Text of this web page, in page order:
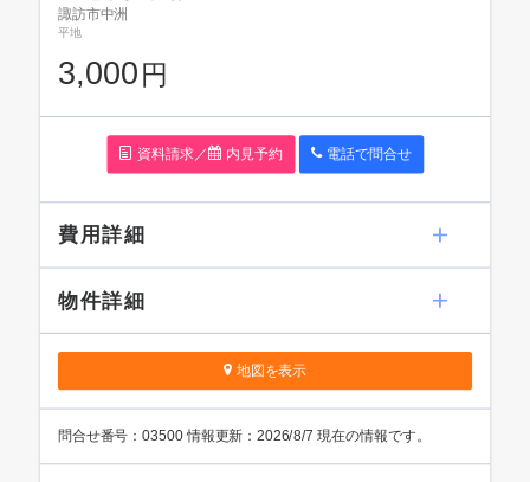
諏訪市中洲
平地
3,000円
資料請求／ 内見予約 電話で問合せ
費用詳細
物件詳細
地図を表示
問合せ番号：03500 情報更新：2026/8/7 現在の情報です。